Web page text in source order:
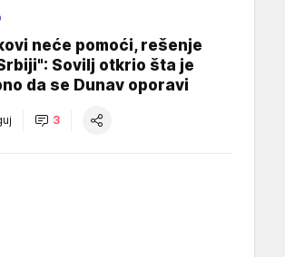
neće pomoći, rešenje
Sovilj otkrio šta je
da se Dunav oporavi
3